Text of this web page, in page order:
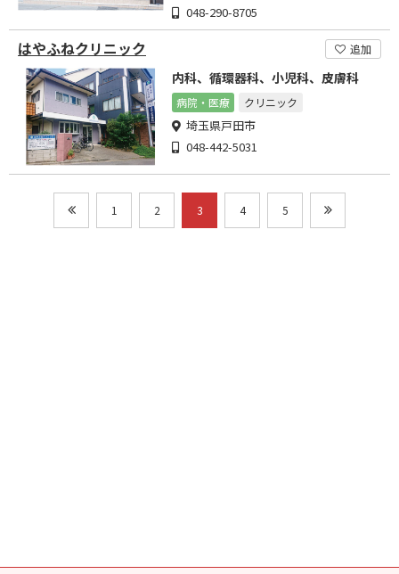
048-290-8705
はやふねクリニック 追加
内科、循環器科、小児科、皮膚科
病院・医療 クリニック
埼玉県戸田市
048-442-5031
1 2 3 4 5